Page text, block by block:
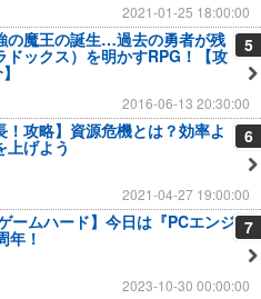
2021-01-25 18:00:00
5
の魔王の誕生…過去の勇者が残
ドックス）を明かすRPG！【攻
2016-06-13 20:30:00
6
！攻略】資源危機とは？効率よ
上げよう
2021-04-27 19:00:00
7
ームハード】今日は『PCエンジ
年！
2023-10-30 00:00:00